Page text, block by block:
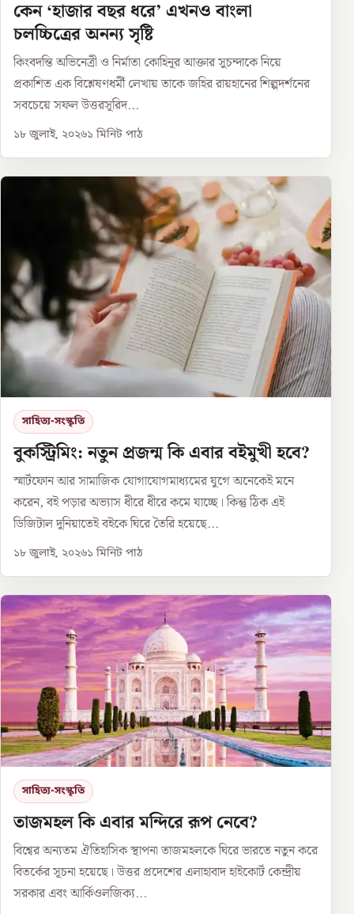
কেন ‘হাজার বছর ধরে’ এখনও বাংলা
চলচ্চিত্রের অনন্য সৃষ্টি
কিংবদন্তি অভিনেত্রী ও নির্মাতা কোহিনূর আক্তার সুচন্দাকে নিয়ে
প্রকাশিত এক বিশ্লেষণধর্মী লেখায় তাকে জহির রায়হানের শিল্পদর্শনের
সবচেয়ে সফল উত্তরসূরিদ...
১৮ জুলাই, ২০২৬১ মিনিট পাঠ
সাহিত্য-সংস্কৃতি
বুকস্ট্রিমিং: নতুন প্রজন্ম কি এবার বইমুখী হবে?
স্মার্টফোন আর সামাজিক যোগাযোগমাধ্যমের যুগে অনেকেই মনে
করেন, বই পড়ার অভ্যাস ধীরে ধীরে কমে যাচ্ছে। কিন্তু ঠিক এই
ডিজিটাল দুনিয়াতেই বইকে ঘিরে তৈরি হয়েছে...
১৮ জুলাই, ২০২৬১ মিনিট পাঠ
সাহিত্য-সংস্কৃতি
তাজমহল কি এবার মন্দিরে রূপ নেবে?
বিশ্বের অন্যতম ঐতিহাসিক স্থাপনা তাজমহলকে ঘিরে ভারতে নতুন করে
বিতর্কের সূচনা হয়েছে। উত্তর প্রদেশের এলাহাবাদ হাইকোর্ট কেন্দ্রীয়
সরকার এবং আর্কিওলজিক্য...